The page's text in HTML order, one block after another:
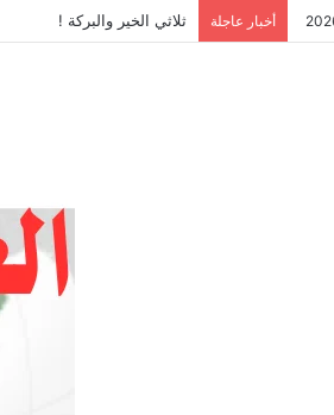
أخبار عاجلة ثلاثي الخير والبركة !